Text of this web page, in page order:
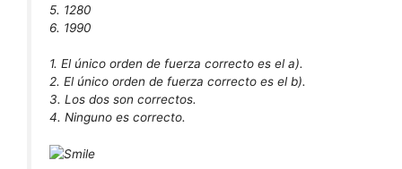
5. 1280
6. 1990
1. El único orden de fuerza correcto es el a).
2. El único orden de fuerza correcto es el b).
3. Los dos son correctos.
4. Ninguno es correcto.